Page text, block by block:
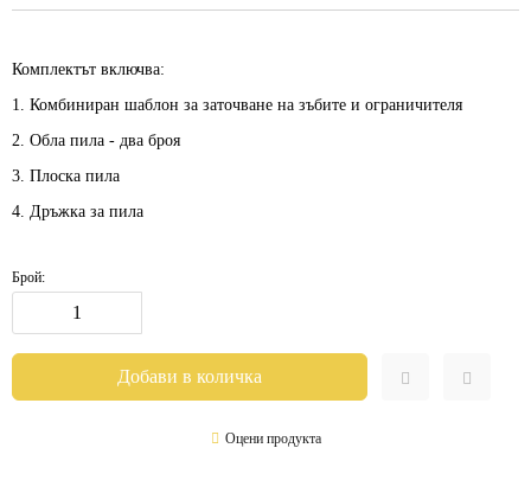
Комплектът включва:
1. Комбиниран шаблон за заточване на зъбите и ограничителя
2. Обла пила - два броя
3. Плоска пила
4. Дръжка за пила
Брой:
Оцени продукта